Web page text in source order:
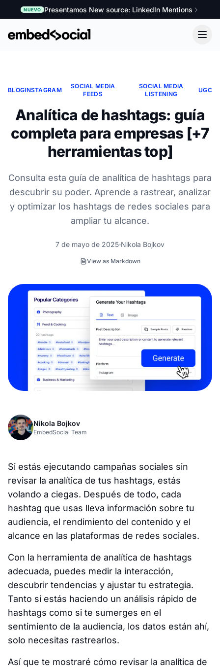
NUEVO Presentamos New source: LinkedIn Mentions
BLOGINSTAGRAM
SOCIAL MEDIA
FEEDS
SOCIAL MEDIA
LISTENING
UGC
Analítica de hashtags: guía
completa para empresas [+7
herramientas top]
Consulta esta guía de analítica de hashtags para
descubrir su poder. Aprende a rastrear, analizar
y optimizar los hashtags de redes sociales para
ampliar tu alcance.
7 de mayo de 2025 Nikola Bojkov
View as Markdown
Nikola Bojkov
EmbedSocial Team
Si estás ejecutando campañas sociales sin
revisar la analítica de tus hashtags, estás
volando a ciegas. Después de todo, cada
hashtag que usas lleva información sobre tu
audiencia, el rendimiento del contenido y el
alcance en las plataformas de redes sociales.
Con la herramienta de analítica de hashtags
adecuada, puedes medir la interacción,
descubrir tendencias y ajustar tu estrategia.
Tanto si estás haciendo un análisis rápido de
hashtags como si te sumerges en el
sentimiento de la audiencia, los datos están ahí,
solo necesitas rastrearlos.
Así que te mostraré cómo revisar la analítica de